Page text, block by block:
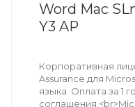
Word Mac
Y3 AP
Корпоративная
Assurance для
языка. Оплата за 1